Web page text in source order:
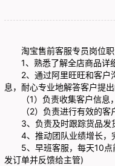
淘宝售前客服专员岗位职
1、熟悉了解全店商品详细
2、通过阿里旺旺和客户沟
息，耐心专业地解答客户提
（1）负责收集客户信息，
（2）负责进行有效的客
3、负责及时跟踪货品发货
4、推动团队业绩增长，完
5、早班客服，每天10点前
发订单并反馈给主管)